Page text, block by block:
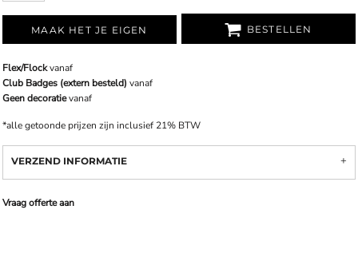
MAAK HET JE EIGEN BESTELLEN
Flex/Flockvanaf
Club Badges (extern besteld) vanaf
Geen decoratievanaf
*alle getoonde prijzen zijn inclusief 21% BTW
VERZEND INFORMATIE
Vraag offerte aan